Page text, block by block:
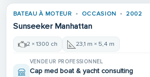
BATEAU À MOTEUR OCCASION 2002
Sunseeker Manhattan
2 × 1300 ch 23,1 m × 5,4 m
VENDEUR PROFESSIONNEL
Cap med boat & yacht consulting